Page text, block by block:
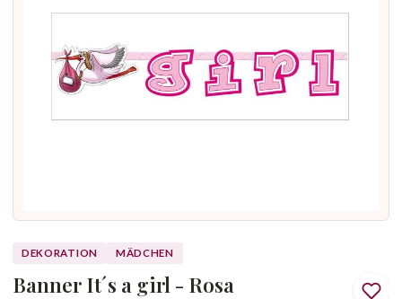
DEKORATION MÄDCHEN
Banner It´s a girl - Rosa